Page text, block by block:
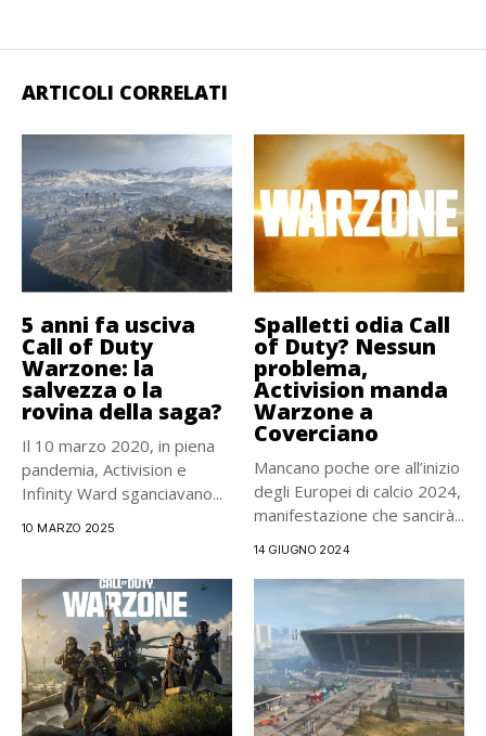
ARTICOLI CORRELATI
5 anni fa usciva
Call of Duty
Warzone: la
salvezza o la
rovina della saga?
Il 10 marzo 2020, in piena
pandemia, Activision e
Infinity Ward sganciavano...
10 MARZO 2025
Spalletti odia Call
of Duty? Nessun
problema,
Activision manda
Warzone a
Coverciano
Mancano poche ore all’inizio
degli Europei di calcio 2024,
manifestazione che sancirà...
14 GIUGNO 2024